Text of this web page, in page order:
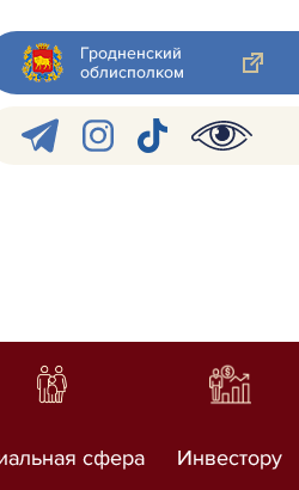
Гродненский
облисполком
сфера Инвестору